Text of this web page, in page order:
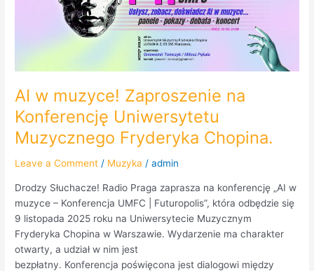
AI w muzyce! Zaproszenie na
Konferencję Uniwersytetu
Muzycznego Fryderyka Chopina.
Leave a Comment / Muzyka /admin
Drodzy Słuchacze! Radio Praga zaprasza na konferencję „AI w
muzyce – Konferencja UMFC | Futuropolis”, która odbędzie się
9 listopada 2025 roku na Uniwersytecie Muzycznym
Fryderyka Chopina w Warszawie. Wydarzenie ma charakter
otwarty, a udział w nim jest
bezpłatny. Konferencja poświęcona jest dialogowi między
Konferencję
Uniwersytetu